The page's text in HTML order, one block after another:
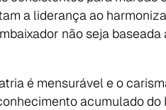
a liderança ao
não seja
é mensurável e o
acumulado